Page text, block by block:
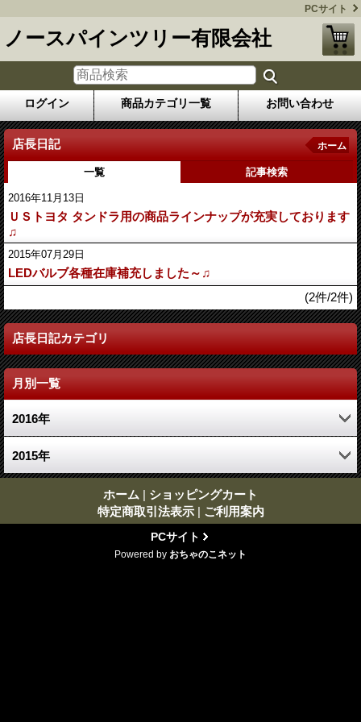
PCサイト
ノースパインツリー有限会社
ログイン 商品カテゴリ一覧 お問い合わせ
店長日記 ホーム
一覧 記事検索
2016年11月13日
ＵＳトヨタ タンドラ用の商品ラインナップが充実しております
♫
2015年07月29日
LEDバルブ各種在庫補充しました～♫
(2件/2件)
店長日記カテゴリ
月別一覧
2016年
11月 (1)
2015年
ホーム | ショッピングカート
特定商取引法表示 | ご利用案内
PCサイト
Powered by おちゃのこネット